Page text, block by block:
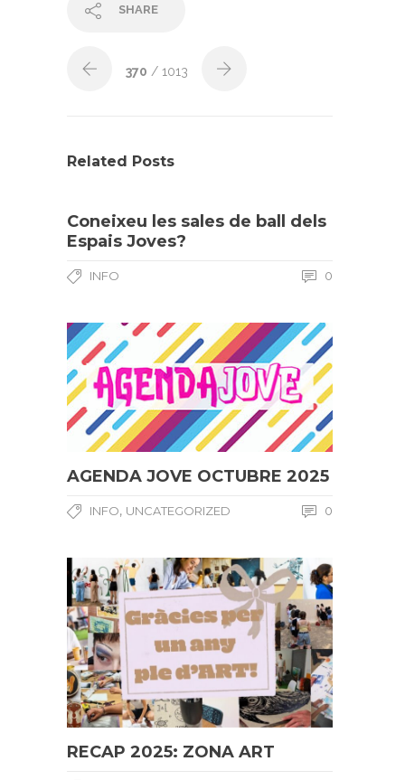
SHARE
370 / 1013
Related Posts
Coneixeu les sales de ball dels
Espais Joves?
INFO 0
AGENDA JOVE OCTUBRE 2025
INFO, UNCATEGORIZED 0
RECAP 2025: ZONA ART